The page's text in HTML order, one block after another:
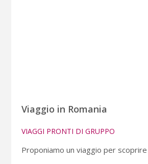
Viaggio in Romania
VIAGGI PRONTI DI GRUPPO
Proponiamo un viaggio per